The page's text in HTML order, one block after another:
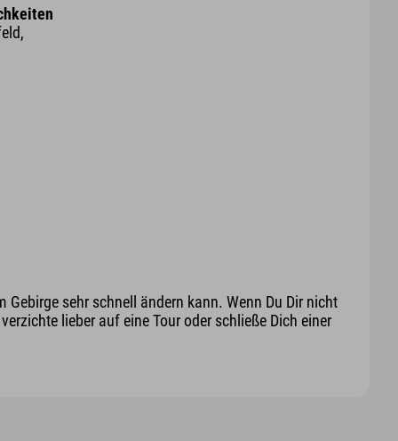
sehr schnell ändern kann. Wenn Du Dir nicht
lieber auf eine Tour oder schließe Dich einer